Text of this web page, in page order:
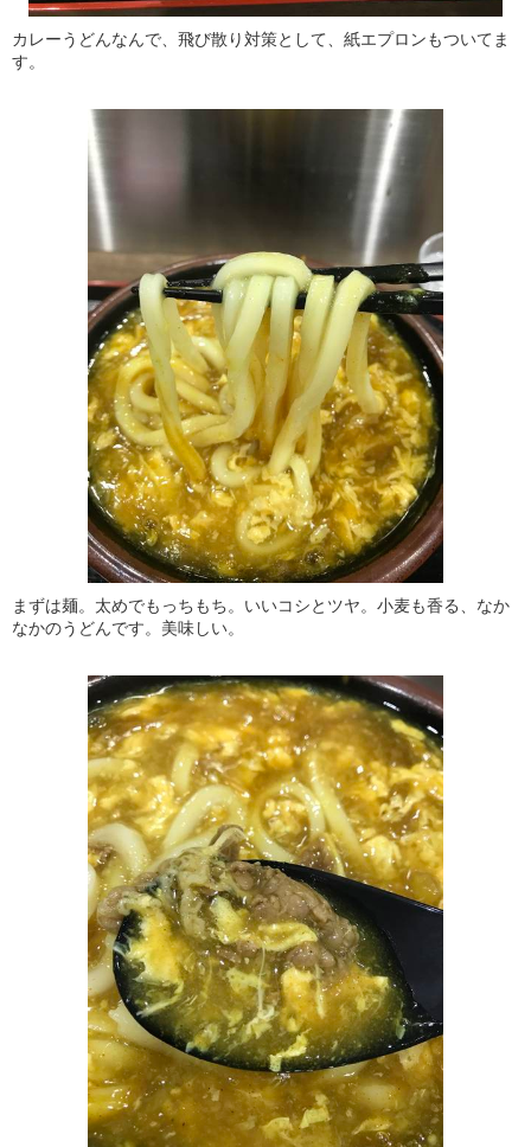
カレーうどんなんで、飛び散り対策として、紙エプロンもついてま
す。
まずは麺。太めでもっちもち。いいコシとツヤ。小麦も香る、なか
なかのうどんです。美味しい。